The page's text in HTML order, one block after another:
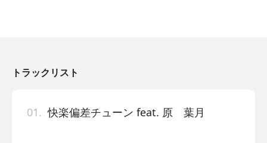
トラックリスト
01. 快楽偏差チューン feat. 原 葉月